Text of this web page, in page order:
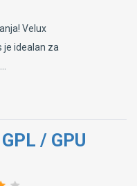
Velux
je idealan za
/ GPU